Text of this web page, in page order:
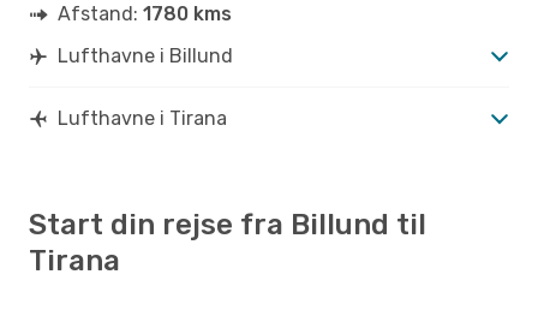
Afstand: 1780 kms
Lufthavne i Billund
Lufthavne i Tirana
Start din rejse fra Billund til
Tirana